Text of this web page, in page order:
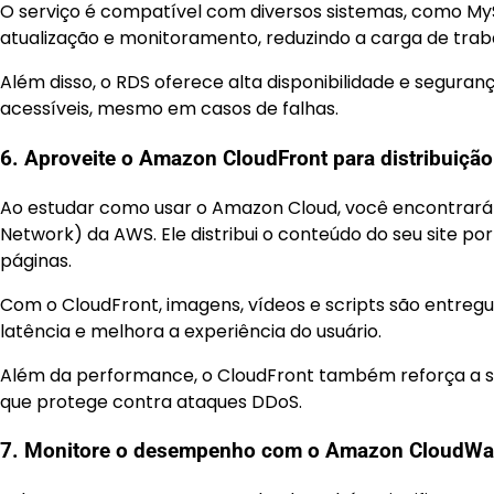
O serviço é compatível com diversos sistemas, como
atualização e monitoramento, reduzindo a carga de
Além disso, o RDS oferece alta disponibilidade e
acessíveis, mesmo em casos de falhas.
6. Aproveite o Amazon CloudFront para
Ao estudar como usar o Amazon Cloud, você
Network) da AWS. Ele distribui o conteúdo do seu site
páginas.
Com o CloudFront, imagens, vídeos e scripts são
latência e melhora a experiência do usuário.
Além da performance, o CloudFront também reforça a
que protege contra ataques DDoS.
7. Monitore o desempenho com o Amazon